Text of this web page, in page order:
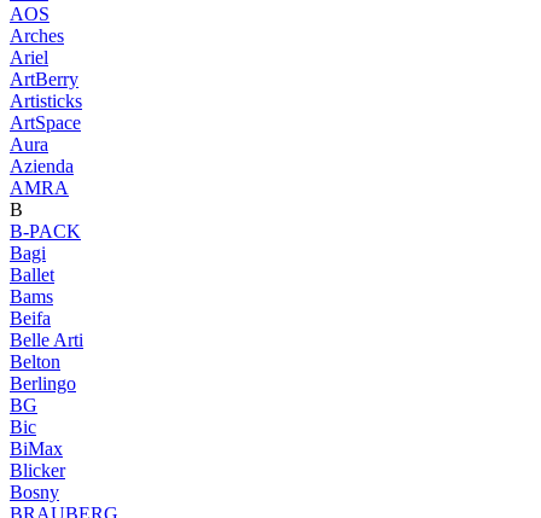
AOS
Arches
Ariel
ArtBerry
Artisticks
ArtSpace
Aura
Azienda
AМRA
B
B-PACK
Bagi
Ballet
Bams
Beifa
Belle Arti
Belton
Berlingo
BG
Bic
BiMax
Blicker
Bosny
BRAUBERG